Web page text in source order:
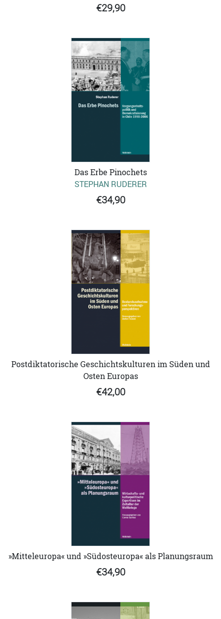
€29,90
Das Erbe Pinochets
STEPHAN RUDERER
€34,90
Postdiktatorische Geschichtskulturen im Süden und
Osten Europas
€42,00
»Mitteleuropa« und »Südosteuropa« als Planungsraum
€34,90